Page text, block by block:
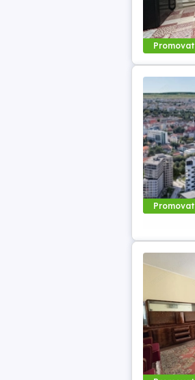
Promovat
Promovat